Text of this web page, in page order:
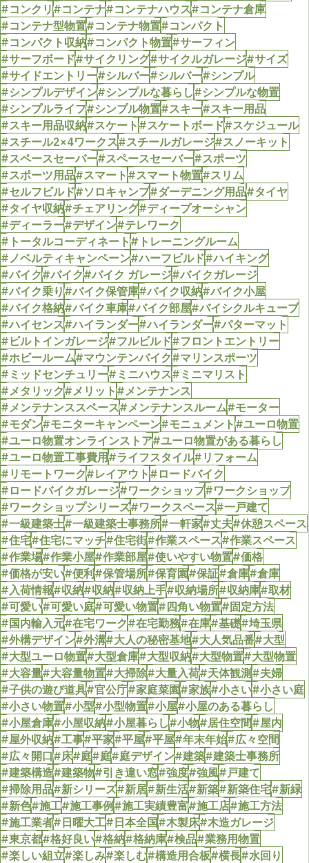
#コンクリ#コンテナ#コンテナハウス#コンテナ倉庫
#コンテナ型物置#コンテナ物置#コンパクト
#コンパクト収納#コンパクト物置#サーフィン
#サーフボード#サイクリング#サイクルガレージ#サイズ
#サイドエントリー#シルバー#シルバー#シンプル
#シンプルデザイン#シンプルな暮らし#シンプルな物置
#シンプルライフ#シンプル物置#スキー#スキー用品
#スキー用品収納#スケート#スケートボード#スケジュール
#スチール2×4ワークス#スチールガレージ#スノーキット
#スペースセーバー#スペースセーバー#スポーツ
#スポーツ用品#スマート#スマート物置#スリム
#セルフビルド#ソロキャンプ#ダーデニング用品#タイヤ
#タイヤ収納#チェアリング#ディープオーシャン
#ディーラー#デザイン#テレワーク
#トータルコーディネート#トレーニングルーム
#ノベルティキャンペーン#ハーフビルド#ハイキング
#バイク#バイク#バイク ガレージ#バイクガレージ
#バイク乗り#バイク保管庫#バイク収納#バイク小屋
#バイク格納#バイク車庫#バイク部屋#バイシクルキューブ
#ハイセンス#ハイランダー#ハイランダー#パターマット
#ビルトインガレージ#フルビルド#フロントエントリー
#ホビールーム#マウンテンバイク#マリンスポーツ
#ミッドセンチュリー#ミニハウス#ミニマリスト
#メタリック#メリット#メンテナンス
#メンテナンススペース#メンテナンスルーム#モーター
#モダン#モニターキャンペーン#モニュメント#ユーロ物置
#ユーロ物置オンラインストア#ユーロ物置がある暮らし
#ユーロ物置工事費用#ライフスタイル#リフォーム
#リモートワーク#レイアウト#ロードバイク
#ロードバイクガレージ#ワークショップ#ワークショップ
#ワークショップシリーズ#ワークスペース#一戸建て
#一級建築士#一級建築士事務所#一軒家#丈夫#休憩スペース
#住宅#住宅にマッチ#住宅街#作業スペース#作業スペース
#作業場#作業小屋#作業部屋#使いやすい物置#価格
#価格が安い#便利#保管場所#保育園#保証#倉庫#倉庫
#入荷情報#収納#収納#収納上手#収納場所#収納庫#取材
#可愛い#可愛い庭#可愛い物置#四角い物置#固定方法
#国内輸入元#在宅ワーク#在宅勤務#在庫#基礎#埼玉県
#外構デザイン#外溝#大人の秘密基地#大人気品番#大型
#大型ユーロ物置#大型倉庫#大型収納#大型物置#大型物置
#大容量#大容量物置#大掃除#大量入荷#天体観測#夫婦
#子供の遊び道具#官公庁#家庭菜園#家族#小さい#小さい庭
#小さい物置#小型#小型物置#小屋#小屋のある暮らし
#小屋倉庫#小屋収納#小屋暮らし#小物#居住空間#屋内
#屋外収納#工事#平家#平屋#平屋#年末年始#広々空間
#広々開口#床#庭#庭#庭デザイン#建築#建築士事務所
#建築構造#建築物#引き違い窓#強度#強風#戸建て
#掃除用品#新シリーズ#新居#新生活#新築#新築住宅#新緑
#新色#施工#施工事例#施工実績豊富#施工店#施工方法
#施工業者#日曜大工#日本全国#木製床#木造ガレージ
#東京都#格好良い#格納#格納庫#検品#業務用物置
#楽しい組立#楽しみ#楽しむ#構造用合板#横長#水回り